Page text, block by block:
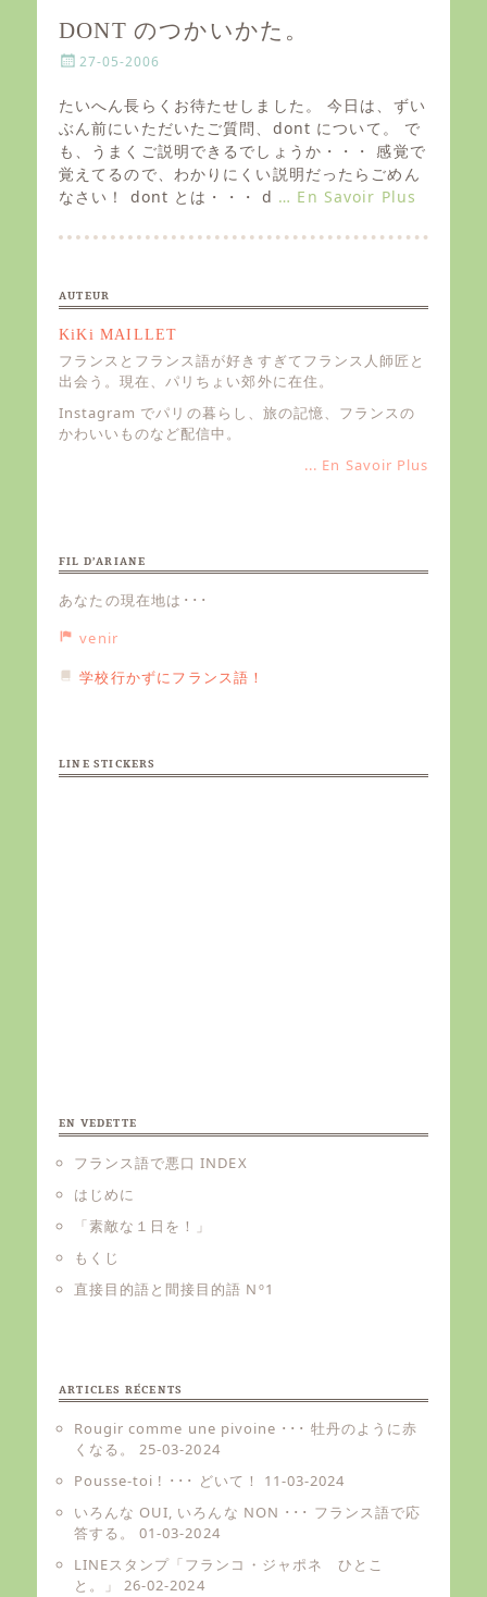
DONT のつかいかた。
P
s
t
e
d
o
n
27-05-2006
たいへん長らくお待たせしました。 今日は、ずい
ぶん前にいただいたご質問、dont について。 で
も、うまくご説明できるでしょうか・・・ 感覚で
覚えてるので、わかりにくい説明だったらごめん
なさい！ dont とは・・・ d … En Savoir Plus
AUTEUR
KiKi MAILLET
フランスとフランス語が好きすぎてフランス人師匠と
出会う。現在、パリちょい郊外に在住。
Instagram でパリの暮らし、旅の記憶、フランスの
かわいいものなど配信中。
... En Savoir Plus
FIL D’ARIANE
あなたの現在地は･･･
venir
学校行かずにフランス語！
LINE STICKERS
EN VEDETTE
フランス語で悪口 INDEX
はじめに
「素敵な１日を！」
もくじ
直接目的語と間接目的語 Nº1
ARTICLES RÉCENTS
Rougir comme une pivoine ･･･ 牡丹のように赤
くなる。
25-03-2024
Pousse-toi ! ･･･ どいて！
11-03-2024
いろんな OUI, いろんな NON ･･･ フランス語で応
答する。
01-03-2024
LINEスタンプ「フランコ・ジャポネ ひとこ
と。」
26-02-2024